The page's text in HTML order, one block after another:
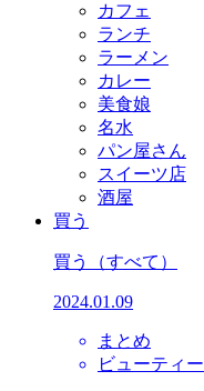
カフェ
ランチ
ラーメン
カレー
美食娘
名水
パン屋さん
スイーツ店
酒屋
買う
買う （すべて）
2024.01.09
まとめ
ビューティー